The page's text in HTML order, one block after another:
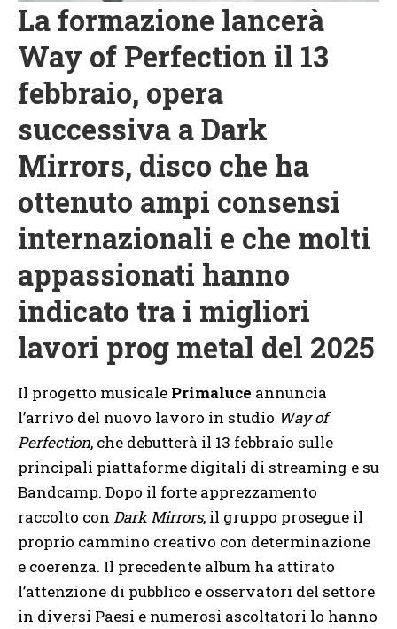
La formazione lancerà
Way of Perfection il 13
febbraio, opera
successiva a Dark
Mirrors, disco che ha
ottenuto ampi consensi
internazionali e che molti
appassionati hanno
indicato tra i migliori
lavori prog metal del 2025
Il progetto musicale Primaluce annuncia
l’arrivo del nuovo lavoro in studio Way of
Perfection, che debutterà il 13 febbraio sulle
principali piattaforme digitali di streaming e su
Bandcamp. Dopo il forte apprezzamento
raccolto con Dark Mirrors, il gruppo prosegue il
proprio cammino creativo con determinazione
e coerenza. Il precedente album ha attirato
l’attenzione di pubblico e osservatori del settore
in diversi Paesi e numerosi ascoltatori lo hanno